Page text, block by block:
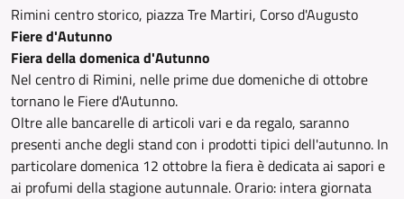
Rimini centro storico, piazza Tre Martiri, Corso d'Augusto
Fiere d'Autunno
Fiera della domenica d'Autunno
Nel centro di Rimini, nelle prime due domeniche di ottobre
tornano le Fiere d'Autunno.
Oltre alle bancarelle di articoli vari e da regalo, saranno
presenti anche degli stand con i prodotti tipici dell'autunno. In
particolare domenica 12 ottobre la fiera è dedicata ai sapori e
ai profumi della stagione autunnale. Orario: intera giornata